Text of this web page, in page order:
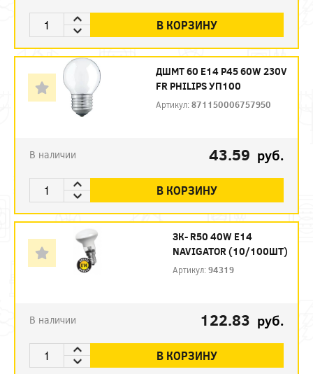
В КОРЗИНУ
ДШМТ 60 Е14 P45 60W 230V
FR PHILIPS УП100
Артикул:871150006757950
В наличии 43.59 руб.
В КОРЗИНУ
ЗК- R50 40W E14
NAVIGATOR (10/100ШТ)
Артикул:94319
В наличии 122.83 руб.
В КОРЗИНУ